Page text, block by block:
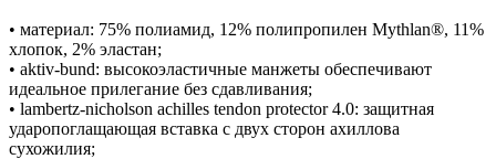
• материал: 75% полиамид, 12% полипропилен Mythlan®, 11%
хлопок, 2% эластан;
• aktiv-bund: высокоэластичные манжеты обеспечивают
идеальное прилегание без сдавливания;
• lambertz-nicholson achilles tendon protector 4.0: защитная
ударопоглащающая вставка с двух сторон ахиллова
сухожилия;